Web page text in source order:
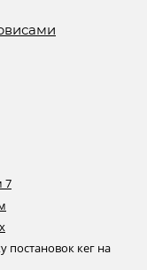
7
постановок кег на